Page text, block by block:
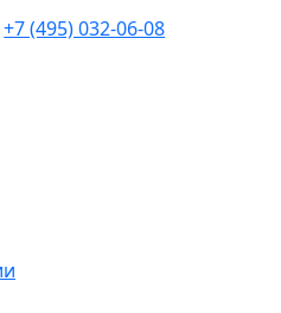
+7 (495) 032-06-08